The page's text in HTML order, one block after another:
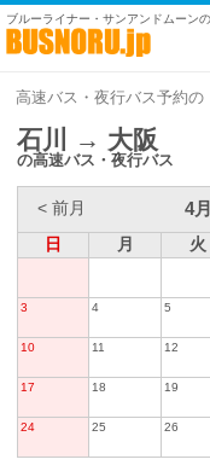
ブルーライナー・サンアンドムーン
高速バス・夜行バス予約の
石川 → 大阪
の高速バス・夜行バス
< 前月 4
日
月 火
3 4 5
10 11 12
17 18 19
24 25 26